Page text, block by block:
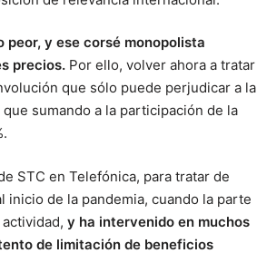
y ese corsé monopolista
precios. Por ello, volver ahora a tratar
que sólo puede perjudicar a la
sumando a la participación de la
STC en Telefónica, para tratar de
de la pandemia, cuando la parte
y ha intervenido en muchos
de limitación de beneficios